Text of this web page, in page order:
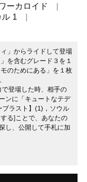
ーカロイド
1
」からライドして登場
を含むグレード３を１
のためにある」を１枚
で登場した時、相手の
ンに「キュートなテデ
ブラスト】(1)，ソウル
る]ことで、あなたの
し、公開して手札に加